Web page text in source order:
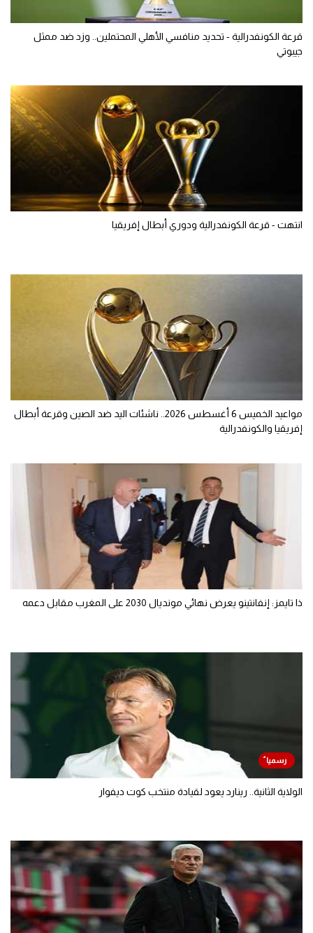
قرعة الكونفدرالية - تحديد منافسي الأهلي المحتملين.. وزد ضد ممثل
جيبوتي
انتهت - قرعة الكونفدرالية ودوري أبطال إفريقيا
مواعيد الخميس 6 أغسطس 2026.. ناشئات اليد ضد الصين وقرعة أبطال
إفريقيا والكونفدرالية
ذا تايمز: إنفانتينو يعرض نهائي مونديال 2030 على المغرب مقابل دعمه
الولاية الثانية.. رينارد يعود لقيادة منتخب كوت ديفوار